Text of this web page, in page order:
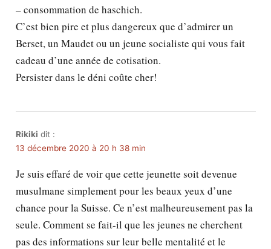
– consommation de haschich.
C’est bien pire et plus dangereux que d’admirer un
Berset, un Maudet ou un jeune socialiste qui vous fait
cadeau d’une année de cotisation.
Persister dans le déni coûte cher!
Rikiki dit :
13 décembre 2020 à 20 h 38 min
Je suis effaré de voir que cette jeunette soit devenue
musulmane simplement pour les beaux yeux d’une
chance pour la Suisse. Ce n’est malheureusement pas la
seule. Comment se fait-il que les jeunes ne cherchent
pas des informations sur leur belle mentalité et le